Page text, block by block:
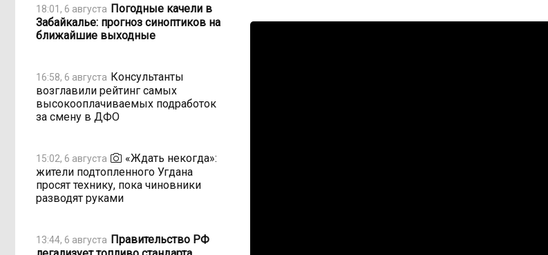
18:01, 6 августа Погодные качели в
Забайкалье: прогноз синоптиков на
ближайшие выходные
16:58, 6 августа Консультанты
возглавили рейтинг самых
высокооплачиваемых подработок
за смену в ДФО
15:02, 6 августа
«Ждать некогда»:
жители подтопленного Угдана
просят технику, пока чиновники
разводят руками
13:44, 6 августа Правительство РФ